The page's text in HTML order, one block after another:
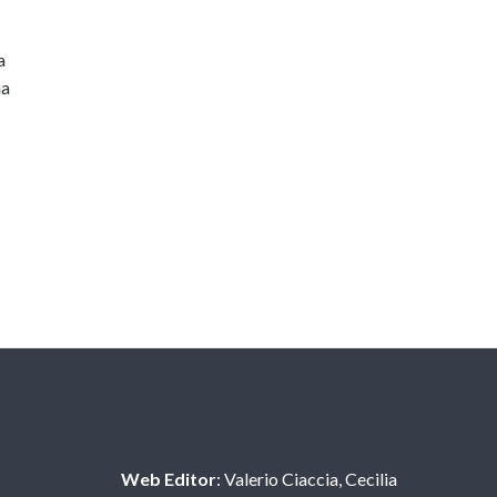
Web Editor: Valerio Ciaccia, Cecilia